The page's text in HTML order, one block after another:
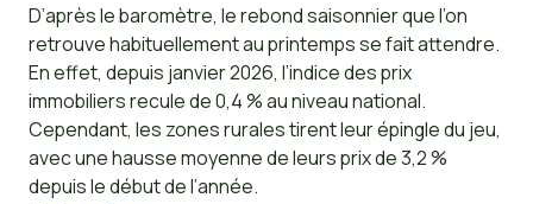
D’après le baromètre, le rebond saisonnier que l’on
retrouve habituellement au printemps se fait attendre.
En effet, depuis janvier 2026, l’indice des prix
immobiliers recule de 0,4 % au niveau national.
Cependant, les zones rurales tirent leur épingle du jeu,
avec une hausse moyenne de leurs prix de 3,2 %
depuis le début de l’année.